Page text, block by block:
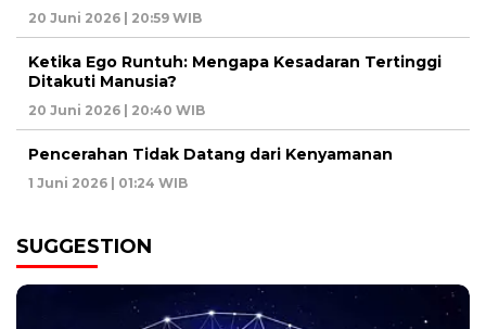
20 Juni 2026 | 20:59 WIB
Ketika Ego Runtuh: Mengapa Kesadaran Tertinggi
Ditakuti Manusia?
20 Juni 2026 | 20:40 WIB
Pencerahan Tidak Datang dari Kenyamanan
1 Juni 2026 | 01:24 WIB
SUGGESTION